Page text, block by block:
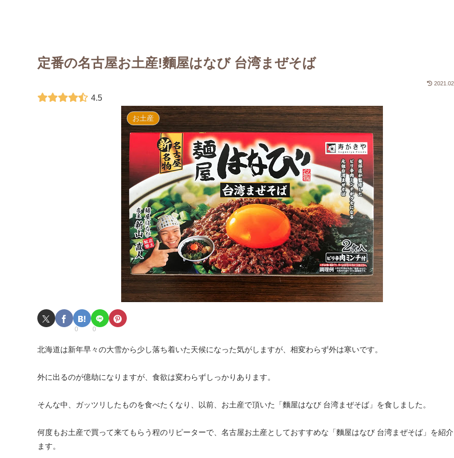
定番の名古屋お土産!麵屋はなび 台湾まぜそば
4.5
お土産
0 0
北海道は新年早々の大雪から少し落ち着いた天候になった気がしますが、相変わらず外は寒いです。
外に出るのが億劫になりますが、食欲は変わらずしっかりあります。
そんな中、ガッツリしたものを食べたくなり、以前、お土産で頂いた「麵屋はなび 台湾まぜそば」を食しました。
何度もお土産で買って来てもらう程のリピーターで、名古屋お土産としておすすめな「麵屋はなび 台湾まぜそば」を紹介
ます。